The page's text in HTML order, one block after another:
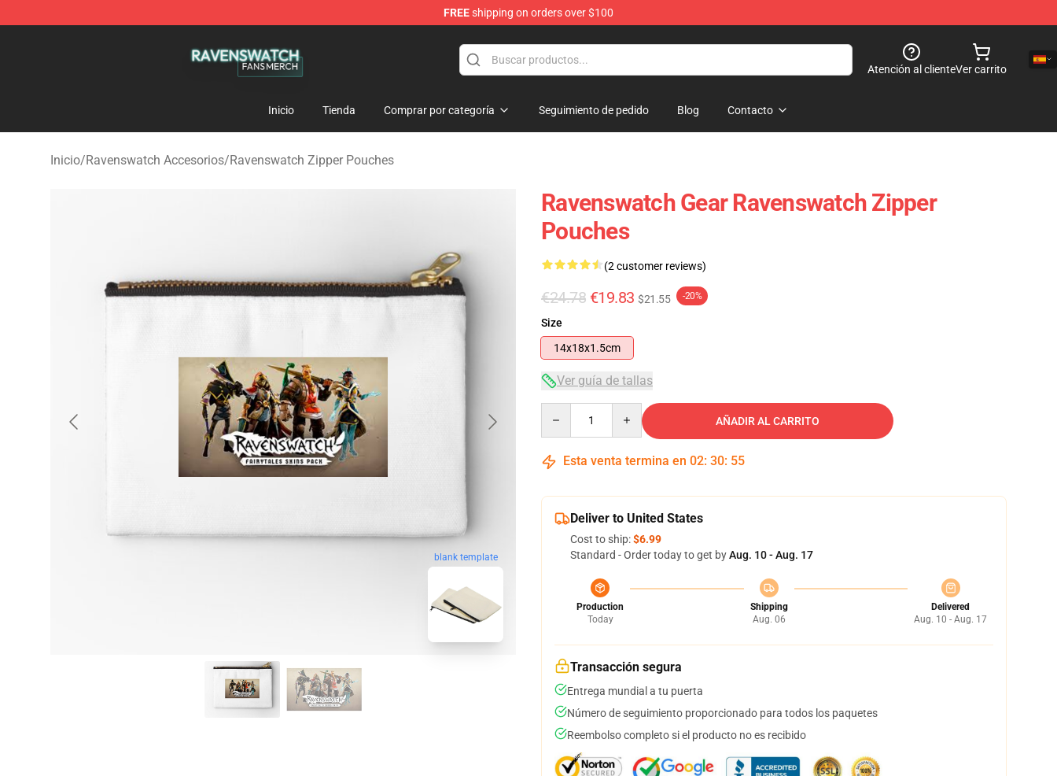
FREEshipping on orders over $100
Atención al clienteVer carrito
Inicio Tienda Comprar por categoría Seguimiento de pedido Blog Contacto
Inicio/Ravenswatch Accesorios/Ravenswatch Zipper Pouches
blank template
Ravenswatch Gear Ravenswatch Zipper
Pouches
(2 customer reviews)
€24.78 €19.83 $21.55 -20%
Size
14x18x1.5cm
Ver guía de tallas
AÑADIR AL CARRITO
Esta venta termina en 02: 30: 54
Deliver to United States
Cost to ship:$6.99
Standard - Order today to get byAug. 10 - Aug. 17
Production
Today
Shipping
Aug. 06
Delivered
Aug. 10 - Aug. 17
Transacción segura
Entrega mundial a tu puerta
Número de seguimiento proporcionado para todos los paquetes
Reembolso completo si el producto no es recibido